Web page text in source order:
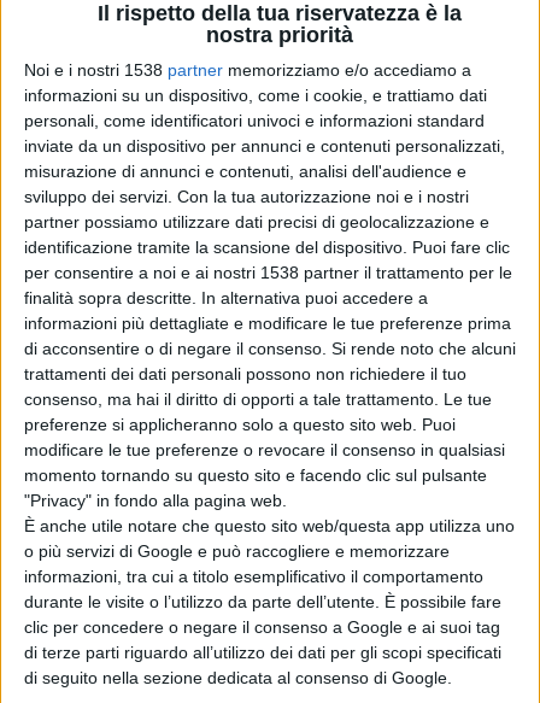
Il rispetto della tua riservatezza è la
nostra priorità
Noi e i nostri 1538 partner memorizziamo e/o accediamo a
informazioni su un dispositivo, come i cookie, e trattiamo dati
personali, come identificatori univoci e informazioni standard
inviate da un dispositivo per annunci e contenuti personalizzati,
misurazione di annunci e contenuti, analisi dell'audience e
sviluppo dei servizi. Con la tua autorizzazione noi e i nostri
partner possiamo utilizzare dati precisi di geolocalizzazione e
identificazione tramite la scansione del dispositivo. Puoi fare clic
per consentire a noi e ai nostri 1538 partner il trattamento per le
finalità sopra descritte. In alternativa puoi accedere a
informazioni più dettagliate e modificare le tue preferenze prima
di acconsentire o di negare il consenso. Si rende noto che alcuni
trattamenti dei dati personali possono non richiedere il tuo
consenso, ma hai il diritto di opporti a tale trattamento. Le tue
preferenze si applicheranno solo a questo sito web. Puoi
modificare le tue preferenze o revocare il consenso in qualsiasi
momento tornando su questo sito e facendo clic sul pulsante
"Privacy" in fondo alla pagina web.
È anche utile notare che questo sito web/questa app utilizza uno
o più servizi di Google e può raccogliere e memorizzare
informazioni, tra cui a titolo esemplificativo il comportamento
durante le visite o l’utilizzo da parte dell’utente. È possibile fare
clic per concedere o negare il consenso a Google e ai suoi tag
di terze parti riguardo all’utilizzo dei dati per gli scopi specificati
di seguito nella sezione dedicata al consenso di Google.